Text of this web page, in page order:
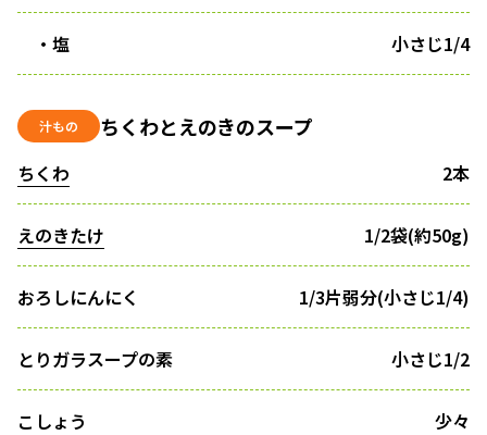
・塩 小さじ1/4
汁もの ちくわとえのきのスープ
ちくわ 2本
えのきたけ 1/2袋(約50g)
おろしにんにく 1/3片弱分(小さじ1/4)
とりガラスープの素 小さじ1/2
こしょう 少々